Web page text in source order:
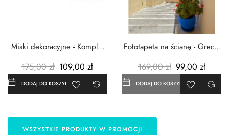
Miski dekoracyjne - Komplet
175,00 zł 109,00 zł
DODAJ DO KOSZYKA
Fototapeta na ścianę - Grecja
169,00 zł 99,00 zł
DODAJ DO KOSZYKA
WSZYSTKIE PRODUKTY W PROMOCJI